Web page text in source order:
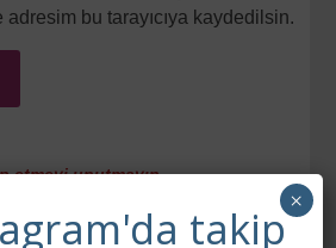
bu tarayıcıya kaydedilsin.
etmeyi unutmayın
takip
×